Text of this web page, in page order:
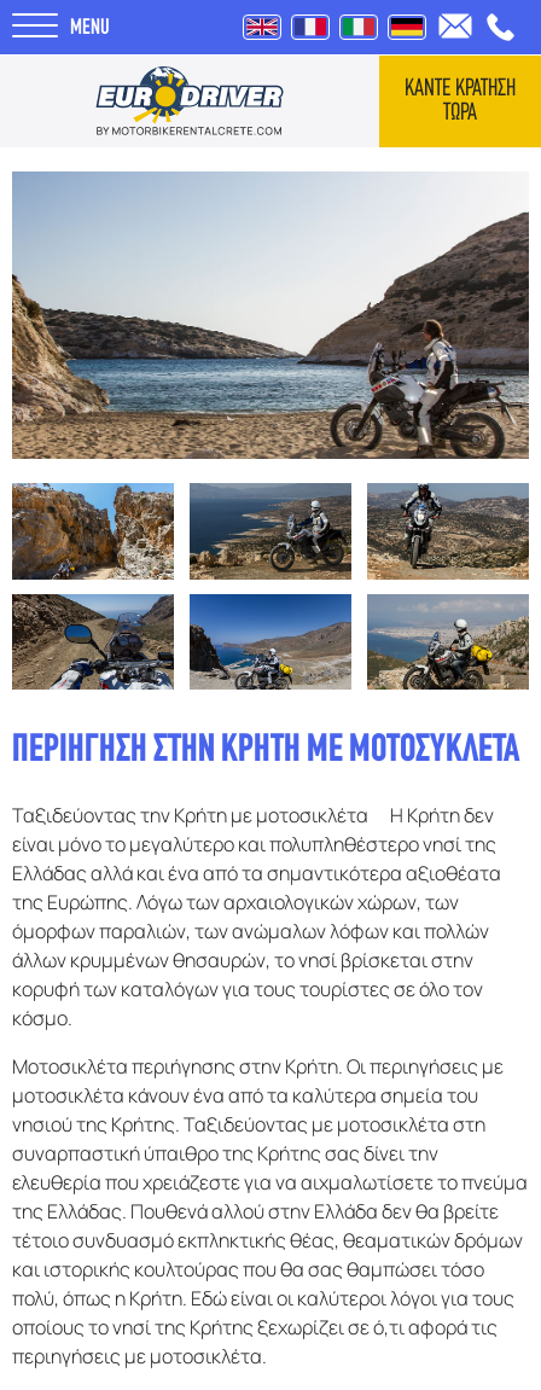
MENU
ΚΑΝΤΕ ΚΡΑΤΗΣΗ
ΤΩΡΑ
ΣΧΕΤΙΚΑ ΜΕ ΕΜΑΣ
REVIEWS
ΤΑΞΙΔΙΑ
BLOG
F.A.Q
ΠΕΡΙΗΓΗΣΗ ΣΤΗΝ ΚΡΗΤΗ ΜΕ ΜΟΤΟΣΥΚΛΕΤΑ
Ταξιδεύοντας την Κρήτη με μοτοσικλέτα Η Κρήτη δεν
είναι μόνο το μεγαλύτερο και πολυπληθέστερο νησί της
Ελλάδας αλλά και ένα από τα σημαντικότερα αξιοθέατα
της Ευρώπης. Λόγω των αρχαιολογικών χώρων, των
όμορφων παραλιών, των ανώμαλων λόφων και πολλών
άλλων κρυμμένων θησαυρών, το νησί βρίσκεται στην
κορυφή των καταλόγων για τους τουρίστες σε όλο τον
κόσμο.
Μοτοσικλέτα περιήγησης στην Κρήτη. Οι περιηγήσεις με
μοτοσικλέτα κάνουν ένα από τα καλύτερα σημεία του
νησιού της Κρήτης. Ταξιδεύοντας με μοτοσικλέτα στη
συναρπαστική ύπαιθρο της Κρήτης σας δίνει την
ελευθερία που χρειάζεστε για να αιχμαλωτίσετε το πνεύμα
της Ελλάδας. Πουθενά αλλού στην Ελλάδα δεν θα βρείτε
τέτοιο συνδυασμό εκπληκτικής θέας, θεαματικών δρόμων
και ιστορικής κουλτούρας που θα σας θαμπώσει τόσο
πολύ, όπως η Κρήτη. Εδώ είναι οι καλύτεροι λόγοι για τους
οποίους το νησί της Κρήτης ξεχωρίζει σε ό,τι αφορά τις
περιηγήσεις με μοτοσικλέτα.